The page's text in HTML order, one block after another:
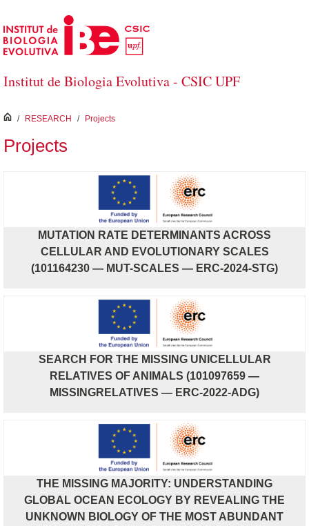
Skip to Main Content
Institut de Biologia Evolutiva - CSIC UPF
inici
/ RESEARCH / Projects
Projects
MUTATION RATE DETERMINANTS ACROSS
CELLULAR AND EVOLUTIONARY SCALES
(101164230 — MUT-SCALES — ERC-2024-STG)
SEARCH FOR THE MISSING UNICELLULAR
RELATIVES OF ANIMALS (101097659 —
MISSINGRELATIVES — ERC-2022-ADG)
THE MISSING MAJORITY: UNDERSTANDING
GLOBAL OCEAN ECOLOGY BY REVEALING THE
UNKNOWN BIOLOGY OF THE MOST ABUNDANT